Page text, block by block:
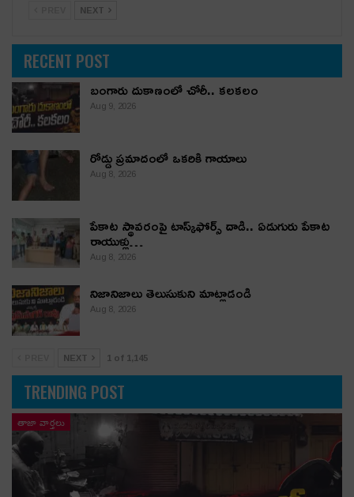
NEXT
RECENT POST
బంగారు దుకాణంలో చోరీ.. కలకలం
Aug 9, 2026
రోడ్డు ప్రమాదంలో ఒకరికి గాయాలు
Aug 8, 2026
పేకాట స్థావరంపై టాస్క్‌ఫోర్స్ దాడి.. ఏడుగురు పేకాట
రాయుళ్లు…
Aug 8, 2026
నిజానిజాలు తెలుసుకుని మాట్లాడండి
Aug 8, 2026
NEXT 1 of 1,145
TRENDING POST
తాజా వార్తలు